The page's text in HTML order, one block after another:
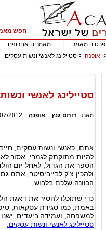
חפש
פרסום מאמר מאמרים אחרונים
אופנה סטיילינג לאנשי ונשות עסקים
סטיילינג לאנשי
מאת: רותם גנץ אופנה 2012
אתם, כאנשי ונשות עסקים,
להיות מתוקתק לגמרי, אסור
הספר את הגדול, לאחל יום
ולהכין צ'ק לבייביסיטר, אתם
הכוונה שלכם בלבוש.
כדי שתוכלו להסיר את דאגת
באמת, כמו סגירת עסקאות,
למשפחה, ועמידה ביעדים,
סטיילינג לאנשי ונשות עסקים.